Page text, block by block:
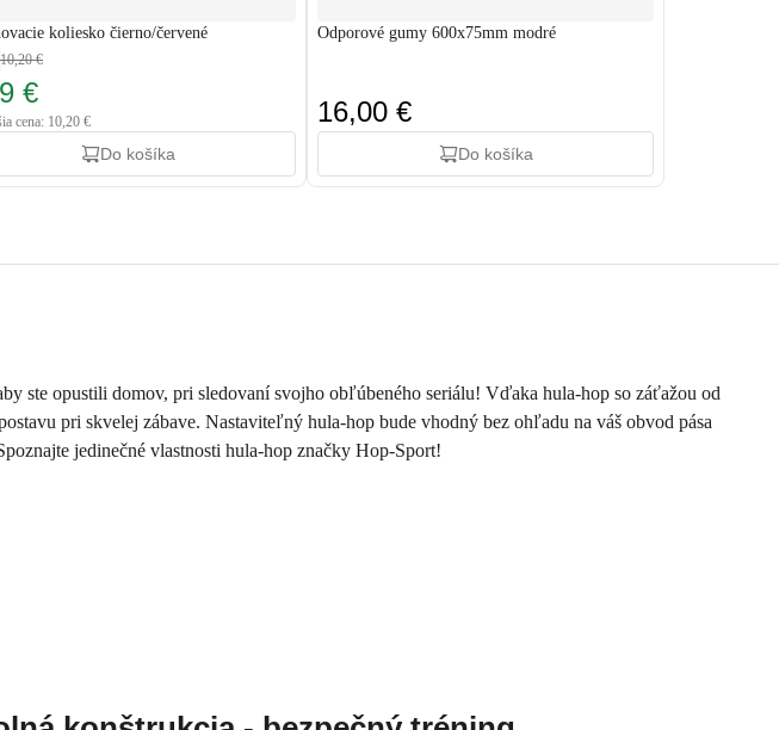
koliesko čierno/červené
10,20 €
€
cena: 10,20 €
Do košíka
Odporové gumy 600x75mm modré
16,00 €
Do košíka
ste opustili domov, pri sledovaní svojho obľúbeného seriálu! Vďaka hula-hop so záťažou od
pri skvelej zábave. Nastaviteľný hula-hop bude vhodný bez ohľadu na váš obvod pása
jedinečné vlastnosti hula-hop značky Hop-Sport!